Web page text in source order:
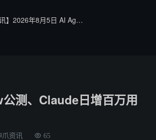
【神爪资讯】2026年8月5日 AI Agent 生态日报
测、Claude日增百万用
爪资讯 65